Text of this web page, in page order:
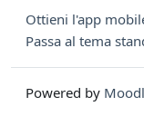
Ottieni l'app
Passa al tema
Powered by